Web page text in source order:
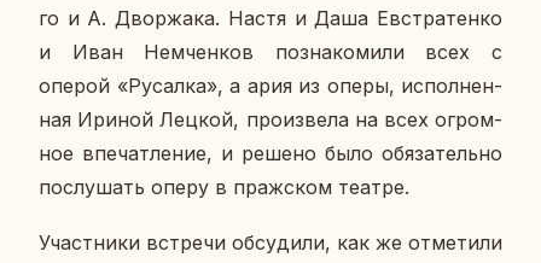
го и А. Двор­жа­ка. Настя и Даша Ев­стра­тен­ко
и Иван Нем­чен­ков по­зна­ко­ми­ли всех с
оперой «Ру­сал­ка», а ария из оперы, ис­пол­нен­
ная Ириной Лецкой, про­из­ве­ла на всех огром­
ное впе­чат­ле­ние, и решено было обя­за­тель­но
по­слу­шать оперу в праж­ском театре.
Участ­ни­ки встре­чи об­су­ди­ли, как же от­ме­ти­ли